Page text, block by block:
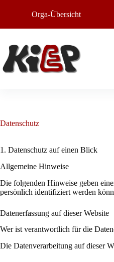
Orga-Übersicht
Datenschutz
1. Datenschutz auf einen Blick
Allgemeine Hinweise
Die folgenden Hinweise geben
persönlich identifiziert werden
Datenerfassung auf dieser Website
Wer ist verantwortlich für die
Die Datenverarbeitung auf dieser